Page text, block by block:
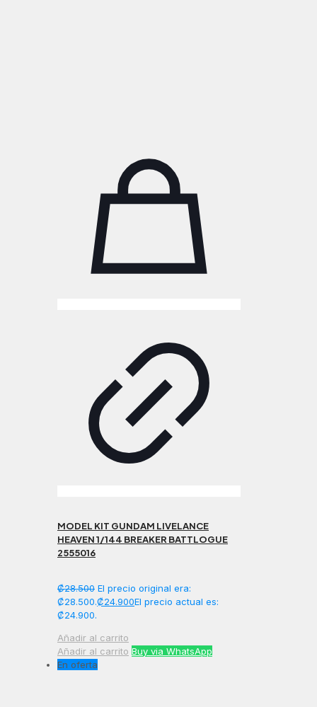
MODEL KIT GUNDAM LIVELANCE
HEAVEN 1/144 BREAKER BATTLOGUE
2555016
₡28.500 El precio original era:
₡28.500.₡24.900El precio actual es:
₡24.900.
Añadir al carrito
Añadir al carrito Buy via WhatsApp
En oferta